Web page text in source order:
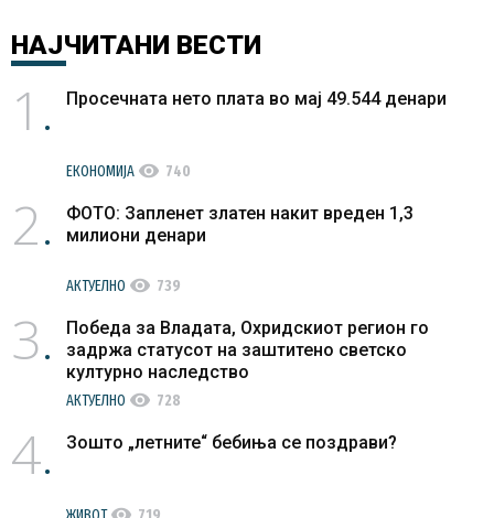
НАЈЧИТАНИ ВЕСТИ
1 Просечната нето плата во мај 49.544 денари
ЕКОНОМИЈА visibility 740
2
ФОТО: Запленет златен накит вреден 1,3
милиони денари
АКТУЕЛНО visibility 739
3
Победа за Владата, Охридскиот регион го
задржа статусот на заштитено светско
културно наследство
АКТУЕЛНО visibility 728
4 Зошто „летните“ бебиња се поздрави?